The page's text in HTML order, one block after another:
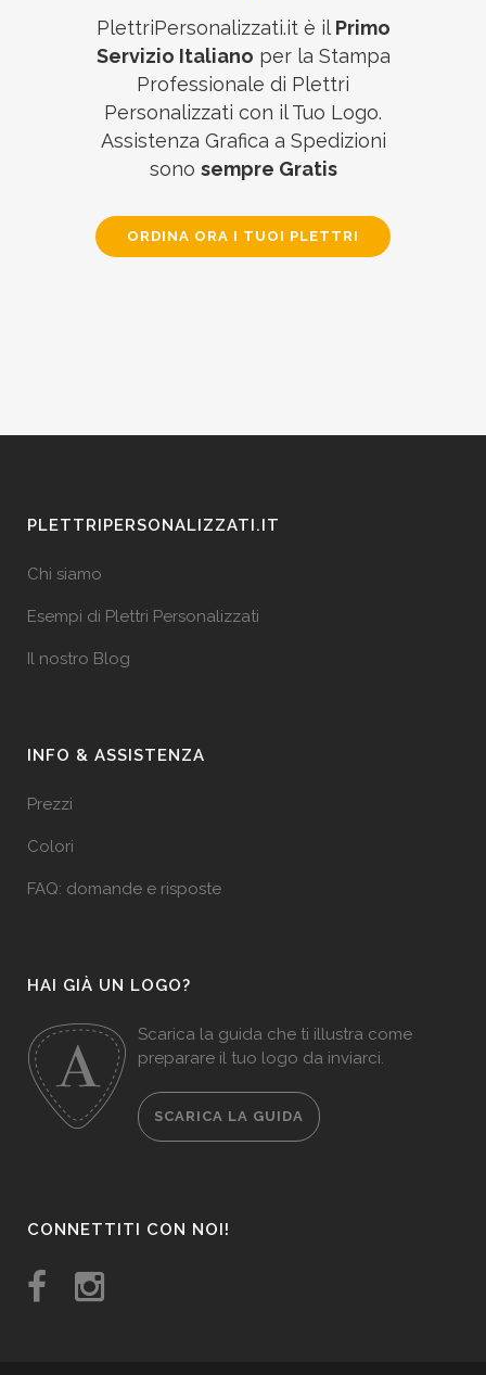
PlettriPersonalizzati.it è il Primo
Servizio Italiano per la Stampa
Professionale di Plettri
Personalizzati con il Tuo Logo.
Assistenza Grafica a Spedizioni
sono sempre Gratis
ORDINA ORA I TUOI PLETTRI
PLETTRIPERSONALIZZATI.IT
Chi siamo
Esempi di Plettri Personalizzati
Il nostro Blog
INFO & ASSISTENZA
Prezzi
Colori
FAQ: domande e risposte
HAI GIÀ UN LOGO?
Scarica la guida che ti illustra come
preparare il tuo logo da inviarci.
SCARICA LA GUIDA
CONNETTITI CON NOI!